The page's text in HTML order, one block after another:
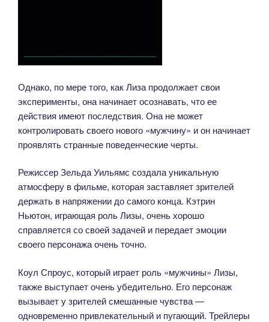
Однако, по мере того, как Лиза продолжает свои
эксперименты, она начинает осознавать, что ее
действия имеют последствия. Она не может
контролировать своего нового «мужчину» и он начинает
проявлять странные поведенческие черты.
Режиссер Зельда Уильямс создала уникальную
атмосферу в фильме, которая заставляет зрителей
держать в напряжении до самого конца. Кэтрин
Ньютон, играющая роль Лизы, очень хорошо
справляется со своей задачей и передает эмоции
своего персонажа очень точно.
Коул Спроус, который играет роль «мужчины» Лизы,
также выступает очень убедительно. Его персонаж
вызывает у зрителей смешанные чувства —
одновременно привлекательный и пугающий. Трейлеры